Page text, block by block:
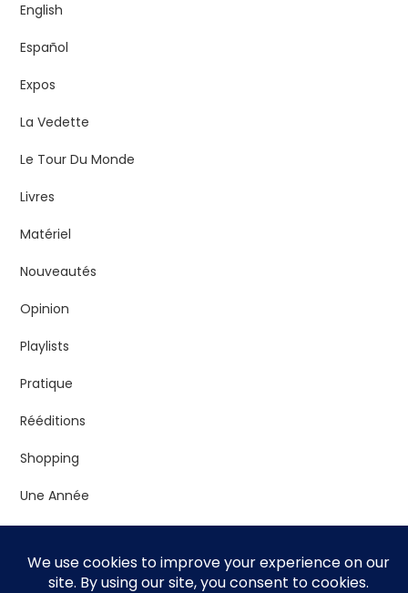
English
Español
Expos
La Vedette
Le Tour Du Monde
Livres
Matériel
Nouveautés
Opinion
Playlists
Pratique
Rééditions
Shopping
Une Année